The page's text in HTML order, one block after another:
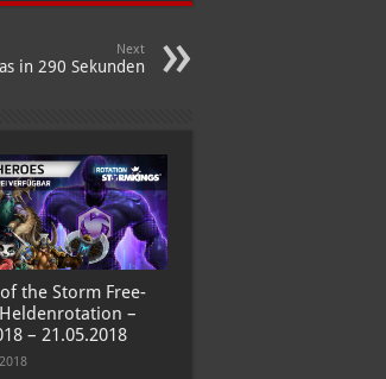
Next
in 290 Sekunden
the Storm Free-
–
– 21.05.2018